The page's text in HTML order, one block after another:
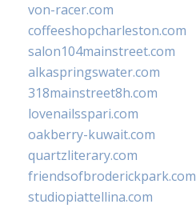
von-racer.com
coffeeshopcharleston.com
salon104mainstreet.com
alkaspringswater.com
318mainstreet8h.com
lovenailsspari.com
oakberry-kuwait.com
quartzliterary.com
friendsofbroderickpark.com
studiopiattellina.com